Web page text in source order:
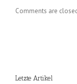
Comments are
Letzte Artikel